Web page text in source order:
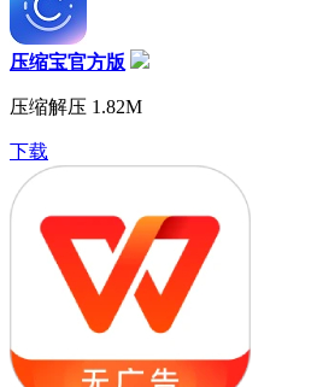
压缩宝官方版
压缩解压 1.82M
下载